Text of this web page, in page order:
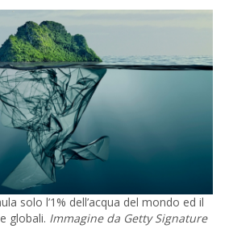
solo l’1% dell’acqua del mondo ed il
globali. Immagine da Getty Signature